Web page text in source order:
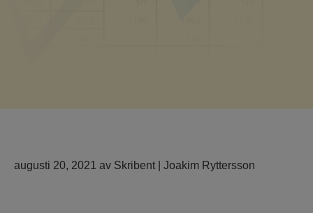
augusti 20, 2021 av Skribent | Joakim Ryttersson